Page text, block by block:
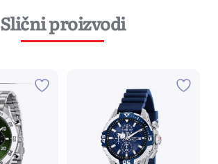
Slični proizvodi